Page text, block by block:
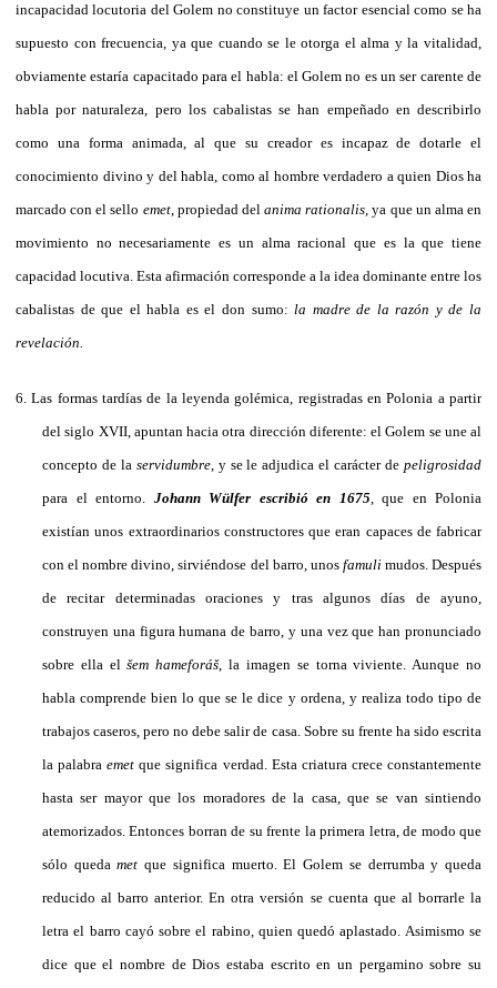
incapacidad locutoria del Golem no constituye un factor esencial como se ha
supuesto con frecuencia, ya que cuando se le otorga el alma y la vitalidad,
obviamente estaría capacitado para el habla: el Golem no es un ser carente de
habla por naturaleza, pero los cabalistas se han empeñado en describirlo
como una forma animada, al que su creador es incapaz de dotarle el
conocimiento divino y del habla, como al hombre verdadero a quien Dios ha
marcado con el sello emet, propiedad delanima rationalis, ya que un alma en
movimiento no necesariamente es un alma racional que es la que tiene
capacidad locutiva. Esta afirmación corresponde a la idea dominante entre los
cabalistas de que el habla es el don sumo:la madre de la razón y de la
revelación.
6. Las formas tardías de la leyenda golémica, registradas en Polonia a partir
del siglo XVII, apuntan hacia otra dirección diferente: el Golem se une al
concepto de la servidumbre, y se le adjudica el carácter depeligrosidad
para el entorno. Johann Wülfer escribió en 1675, que en Polonia
existían unos extraordinarios constructores que eran capaces de fabricar
con el nombre divino, sirviéndose del barro, unos famulimudos. Después
de recitar determinadas oraciones y tras algunos días de ayuno,
construyen una figura humana de barro, y una vez que han pronunciado
sobre ella elšem hameforáš, la imagen se torna viviente. Aunque no
habla comprende bien lo que se le dice y ordena, y realiza todo tipo de
trabajos caseros, pero no debe salir de casa. Sobre su frente ha sido escrita
la palabraemet que significa verdad. Esta criatura crece constantemente
hasta ser mayor que los moradores de la casa, que se van sintiendo
atemorizados. Entonces borran de su frente la primera letra, de modo que
sólo quedamet que significa muerto. El Golem se derrumba y queda
reducido al barro anterior. En otra versión se cuenta que al borrarle la
letra el barro cayó sobre el rabino, quien quedó aplastado. Asimismo se
dice que el nombre de Dios estaba escrito en un pergamino sobre su